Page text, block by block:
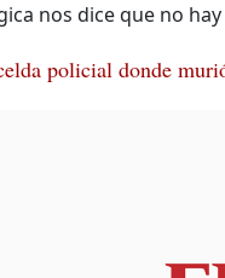
nos dice que no
policial donde